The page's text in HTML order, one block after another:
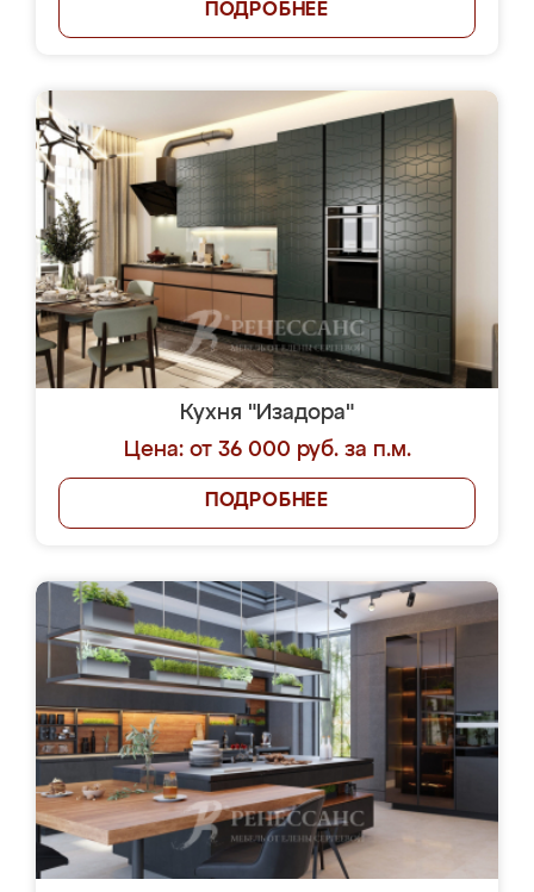
ПОДРОБНЕЕ
Кухня "Изадора"
Цена: от 36 000 руб. за п.м.
ПОДРОБНЕЕ